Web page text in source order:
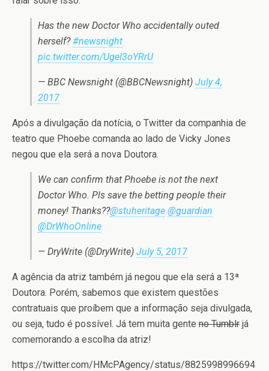
Has the new Doctor Who accidentally outed
herself?#newsnight
pic.twitter.com/Ugel3oYRrU
— BBC Newsnight (@BBCNewsnight) July 4,
2017
Após a divulgação da notícia, o Twitter da companhia de
teatro que Phoebe comanda ao lado de Vicky Jones
negou que ela será a nova Doutora.
We can confirm that Phoebe is not the next
Doctor Who. Pls save the betting people their
money! Thanks??@stuheritage @guardian
@DrWhoOnline
— DryWrite (@DryWrite) July 5, 2017
A agência da atriz também já negou que ela será a 13ª
Doutora. Porém, sabemos que existem questões
contratuais que proíbem que a informação seja divulgada,
ou seja, tudo é possível. Já tem muita gente no Tumblr já
comemorando a escolha da atriz!
https://twitter.com/HMcPAgency/status/8825998996694